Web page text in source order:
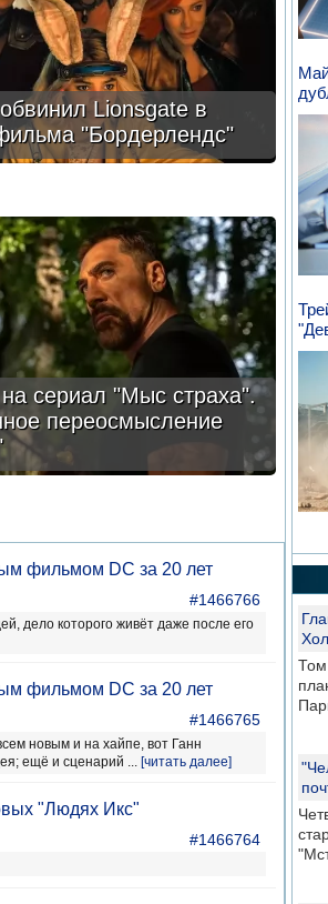
Lionsgate в
"Бордерлендс"
сериал "Мыс страха".
переосмысление
фильмом DC за 20 лет
#1466766
дело которого живёт даже после его
фильмом DC за 20 лет
#1466765
новым и на хайпе, вот Ганн
ещё и сценарий ... [читать далее]
"Людях Икс"
#1466764
Том